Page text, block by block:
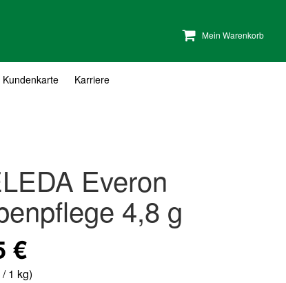
Mein Warenkorb
Kundenkarte Karriere
Everon
4,8 g
€
/ 1 kg)